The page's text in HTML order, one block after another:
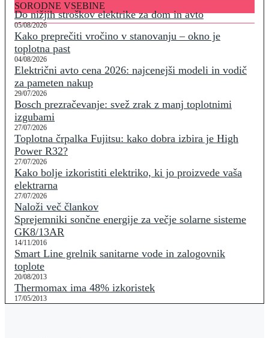
SORODNE VSEBINE
Do nižjih stroškov elektrike za dom in avto
05/08/2026
Kako preprečiti vročino v stanovanju – okno je
toplotna past
04/08/2026
Električni avto cena 2026: najcenejši modeli in vodič
za pameten nakup
29/07/2026
Bosch prezračevanje: svež zrak z manj toplotnimi
izgubami
27/07/2026
Toplotna črpalka Fujitsu: kako dobra izbira je High
Power R32?
27/07/2026
Kako bolje izkoristiti elektriko, ki jo proizvede vaša
elektrarna
27/07/2026
Naloži več člankov
Sprejemniki sončne energije za večje solarne sisteme
GK8/13AR
14/11/2016
Smart Line grelnik sanitarne vode in zalogovnik
toplote
20/08/2013
Thermomax ima 48% izkoristek
17/05/2013